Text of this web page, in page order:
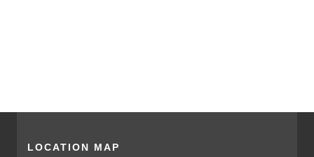
LOCATION MAP